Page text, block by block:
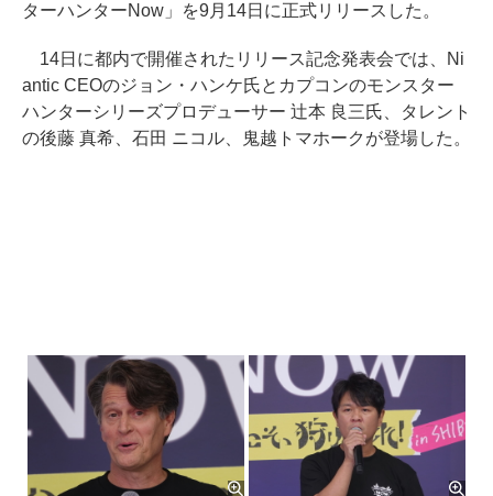
ターハンターNow」を9月14日に正式リリースした。
14日に都内で開催されたリリース記念発表会では、Ni
antic CEOのジョン・ハンケ氏とカプコンのモンスター
ハンターシリーズプロデューサー 辻本 良三氏、タレント
の後藤 真希、石田 ニコル、鬼越トマホークが登場した。